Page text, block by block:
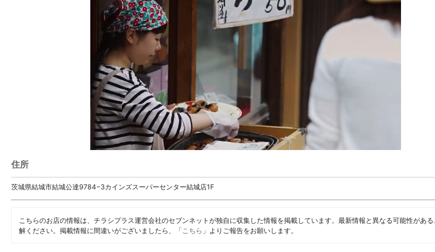
住所
茨城県結城市結城公達9784−3カインズスーパーセンター結城店1F
こちらのお店の情報は、チラシプラス運営会社のセブンネットが独自に収集した情報を掲載しています。最新情報と異なる可能性があ
解ください。掲載情報に間違いがございましたら、「こちら 」よりご報告をお願いします。